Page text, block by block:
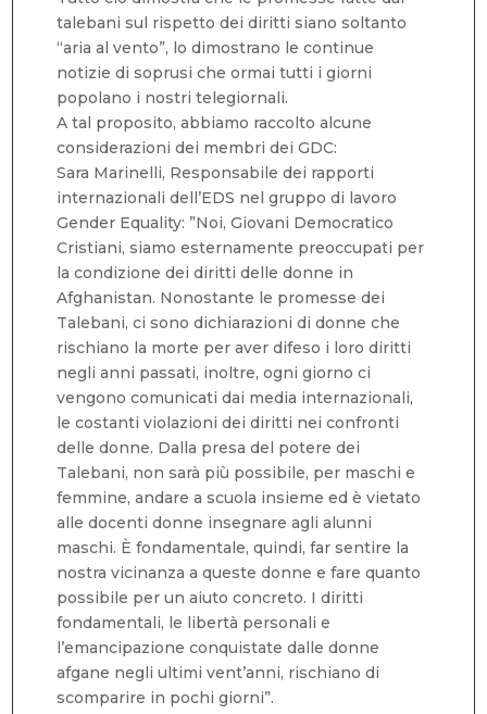
talebani sul rispetto dei diritti siano soltanto
“aria al vento”, lo dimostrano le continue
notizie di soprusi che ormai tutti i giorni
popolano i nostri telegiornali.
A tal proposito, abbiamo raccolto alcune
considerazioni dei membri dei GDC:
Sara Marinelli, Responsabile dei rapporti
internazionali dell’EDS nel gruppo di lavoro
Gender Equality: ”Noi, Giovani Democratico
Cristiani, siamo esternamente preoccupati per
la condizione dei diritti delle donne in
Afghanistan. Nonostante le promesse dei
Talebani, ci sono dichiarazioni di donne che
rischiano la morte per aver difeso i loro diritti
negli anni passati, inoltre, ogni giorno ci
vengono comunicati dai media internazionali,
le costanti violazioni dei diritti nei confronti
delle donne. Dalla presa del potere dei
Talebani, non sarà più possibile, per maschi e
femmine, andare a scuola insieme ed è vietato
alle docenti donne insegnare agli alunni
maschi. È fondamentale, quindi, far sentire la
nostra vicinanza a queste donne e fare quanto
possibile per un aiuto concreto. I diritti
fondamentali, le libertà personali e
l’emancipazione conquistate dalle donne
afgane negli ultimi vent’anni, rischiano di
scomparire in pochi giorni”.